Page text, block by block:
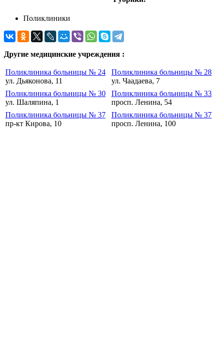
Поликлиники
Другие медицинские учреждения :
Поликлиника больницы № 24
ул. Дьяконова, 11
Поликлиника больницы № 28
ул. Чаадаева, 7
Поликлиника больницы № 30
ул. Шаляпина, 1
Поликлиника больницы № 33
просп. Ленина, 54
Поликлиника больницы № 37
пр-кт Кирова, 10
Поликлиника больницы № 37
просп. Ленина, 100